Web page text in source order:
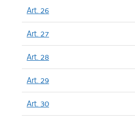
Art. 26
Art. 27
Art. 28
Art. 29
Art. 30